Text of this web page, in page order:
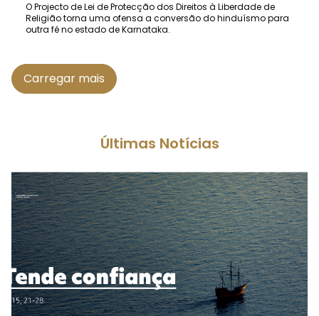
O Projecto de Lei de Protecção dos Direitos à Liberdade de
Religião torna uma ofensa a conversão do hinduísmo para
outra fé no estado de Karnataka.
Carregar mais
Últimas Notícias